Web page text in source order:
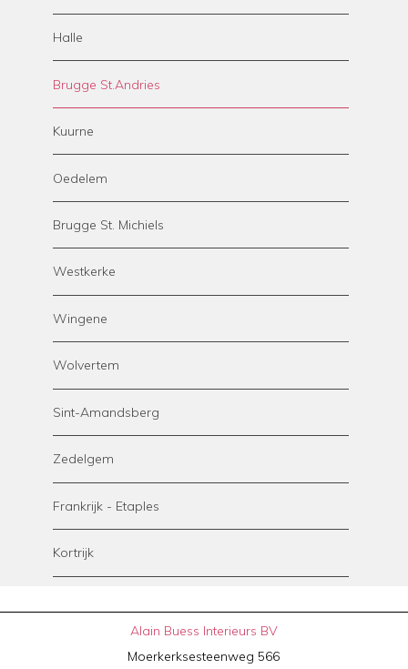
Halle
Brugge St.Andries
Kuurne
Oedelem
Brugge St. Michiels
Westkerke
Wingene
Wolvertem
Sint-Amandsberg
Zedelgem
Frankrijk - Etaples
Kortrijk
Alain Buess Interieurs BV
Moerkerksesteenweg 566